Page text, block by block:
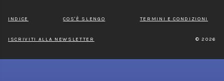
INDICE COS'È SLENGO TERMINI E CONDIZIONI
ISCRIVITI ALLA NEWSLETTER © 2026